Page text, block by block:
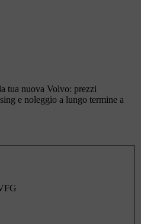
tua nuova Volvo: prezzi
e noleggio a lungo termine a